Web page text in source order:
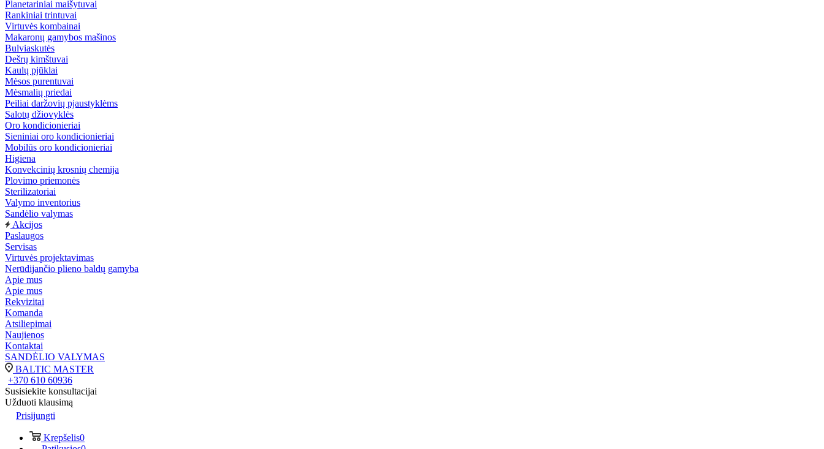
Planetariniai maišytuvai
Rankiniai trintuvai
Virtuvės kombainai
Makaronų gamybos mašinos
Bulviaskutės
Dešrų kimštuvai
Kaulų pjūklai
Mėsos purentuvai
Mėsmalių priedai
Peiliai daržovių pjaustyklėms
Salotų džiovyklės
Oro kondicionieriai
Sieniniai oro kondicionieriai
Mobilūs oro kondicionieriai
Higiena
Konvekcinių krosnių chemija
Plovimo priemonės
Sterilizatoriai
Valymo inventorius
Sandėlio valymas
Akcijos
Paslaugos
Servisas
Virtuvės projektavimas
Nerūdijančio plieno baldų gamyba
Apie mus
Apie mus
Rekvizitai
Komanda
Atsiliepimai
Naujienos
Kontaktai
SANDĖLIO VALYMAS
BALTIC MASTER
+370 610 60936
Susisiekite konsultacijai
Užduoti klausimą
Prisijungti
Krepšelis0